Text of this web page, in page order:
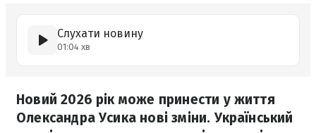
Слухати новину
01:04 хв
Новий 2026 рік може принести у життя
Олександра Усика нові зміни. Український